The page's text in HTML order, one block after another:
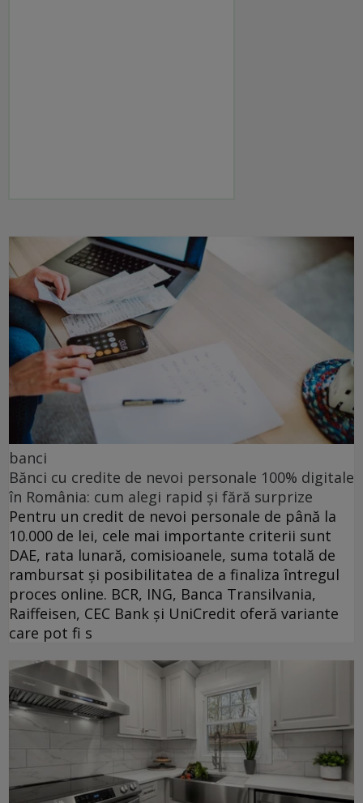
banci
Bănci cu credite de nevoi personale 100% digitale
în România: cum alegi rapid și fără surprize
Pentru un credit de nevoi personale de până la
10.000 de lei, cele mai importante criterii sunt
DAE, rata lunară, comisioanele, suma totală de
rambursat și posibilitatea de a finaliza întregul
proces online. BCR, ING, Banca Transilvania,
Raiffeisen, CEC Bank și UniCredit oferă variante
care pot fi s